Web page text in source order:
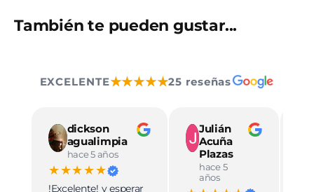
También te pueden gustar...
EXCELENTE★★★★★25 reseñas
dickson
agualimpia
hace 5 años
★★★★★
!Excelente! y esperar
Julián
Acuña
Plazas
hace 5
años